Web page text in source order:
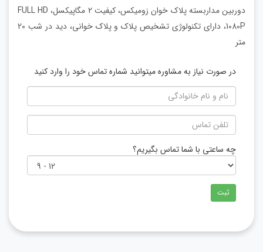
دوربین مداربسته پلاک خوان زومیکس، کیفیت 2 مگاپیکسل، FULL HD
1080P، دارای تکنولوژی تشخیص پلاک و پلاک خوانی، دید در شب 20
متر
در صورت نیاز به مشاوره میتوانید شماره تماس خود را وارد کنید
چه ساعتی با شما تماس بگیریم؟
ثبت